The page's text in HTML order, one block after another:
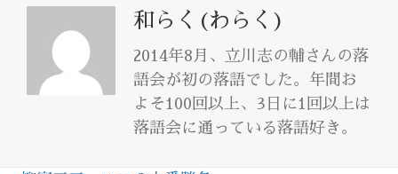
和らく(わらく)
2014年8月、立川志の輔さんの落
語会が初の落語でした。年間お
よそ100回以上、3日に1回以上は
落語会に通っている落語好き。